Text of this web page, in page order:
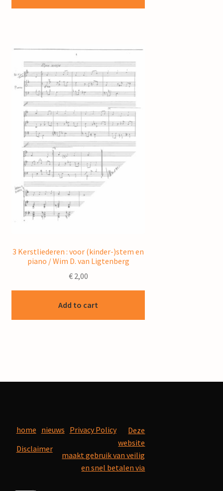
3 Kerstliederen : voor (kinder-)stem en
piano / Wim D. van Ligtenberg
€2,00
Add to cart
home nieuws Privacy Policy
Disclaimer
Deze
website
maakt gebruik van veilig
en snel betalen via